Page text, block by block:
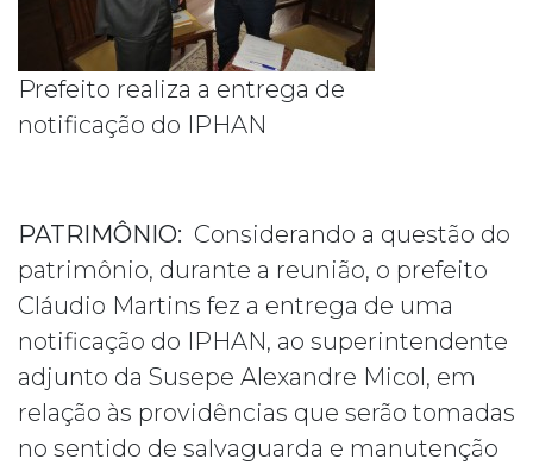
Prefeito realiza a entrega de
notificação do IPHAN
PATRIMÔNIO: Considerando a questão do
patrimônio, durante a reunião, o prefeito
Cláudio Martins fez a entrega de uma
notificação do IPHAN, ao superintendente
adjunto da Susepe Alexandre Micol, em
relação às providências que serão tomadas
no sentido de salvaguarda e manutenção